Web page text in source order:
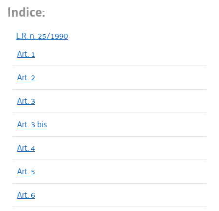
Indice:
L.R. n. 25/1990
Art. 1
Art. 2
Art. 3
Art. 3 bis
Art. 4
Art. 5
Art. 6